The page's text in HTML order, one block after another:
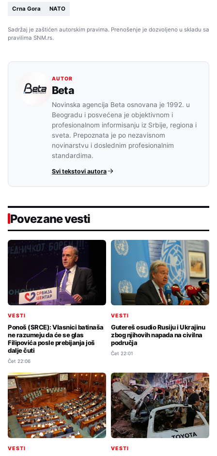
Crna Gora NATO
Sadržaj je zaštićen autorskim pravima. Prenošenje je dozvoljeno u skladu sa
pravilima SNM.rs.
AUTOR
Beta
Novinska agencija Beta osnovana je 1992. u
Beogradu i posvećena je objektivnom i
profesionalnom informisanju iz Srbije, regiona i
sveta. Prepoznata je po nezavisnom
novinarstvu i doslednim profesionalnim
standardima.
Svi tekstovi autora
Povezane vesti
VESTI
Ponoš (SRCE): Vlasnici batinaša
ne razumeju da će se glas
Filipovića posle prebijanja još
dalje čuti
Čet 22:06
VESTI
Gutereš osudio Rusiju i Ukrajinu
zbog njihovih napada na civilna
područja
Čet 22:01
VESTI VESTI